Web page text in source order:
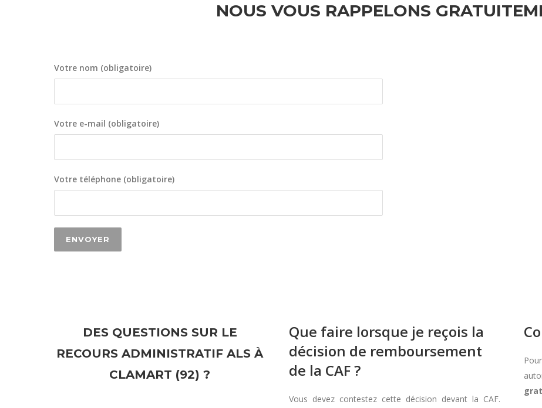
NOUS VOUS RAPPELONS
Votre nom (obligatoire)
Votre e-mail (obligatoire)
Votre téléphone (obligatoire)
DES QUESTIONS SUR LE
RECOURS ADMINISTRATIF ALS À
CLAMART (92) ?
Que faire lorsque je reçois la
décision de remboursement
de la CAF ?
Vous devez contestez cette décision devant la CAF.